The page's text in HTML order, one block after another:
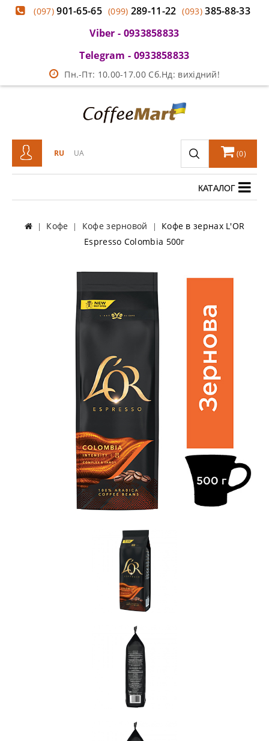
(097)901-65-65 (099) 289-11-22 (093)385-88-33
Viber - 0933858833
Telegram - 0933858833
Пн.-Пт: 10.00-17.00 Сб.Нд: вихідний!
RU UA (0)
КАТАЛОГ
Кофе Кофе зерновой
Кофе в зернах L'OR
Espresso Colombia 500г